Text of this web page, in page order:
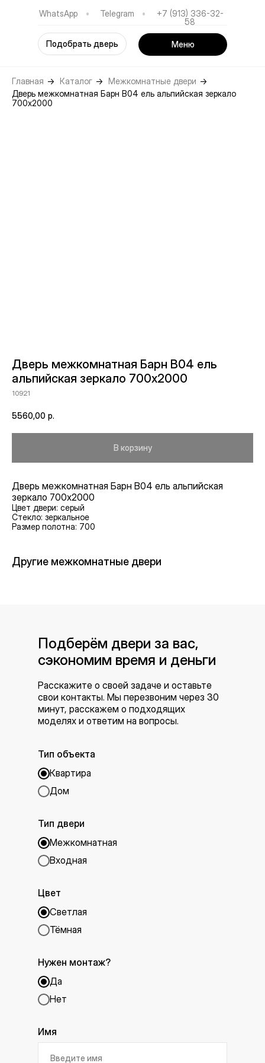
WhatsApp •
Telegram
•
+7 (913) 336-32-
58
Подобрать дверь Меню
Главная → Каталог → Межкомнатные двери →
Дверь межкомнатная Барн B04 ель альпийская зеркало
700х2000
Дверь межкомнатная Барн B04 ель
альпийская зеркало 700х2000
10921
5560,00 р.
В корзину
Дверь межкомнатная Барн B04 ель альпийская
зеркало 700х2000
Цвет двери: серый
Стекло: зеркальное
Размер полотна: 700
Другие межкомнатные двери
Тип объекта
Квартира
Дом
Тип двери
Межкомнатная
Входная
Цвет
Светлая
Тёмная
Нужен монтаж?
Да
Нет
Имя
Расскажите о своей задаче и оставьте
свои контакты. Мы перезвоним через 30
минут, расскажем о подходящих
моделях и ответим на вопросы.
Подберём двери за вас,
сэкономим время и деньги